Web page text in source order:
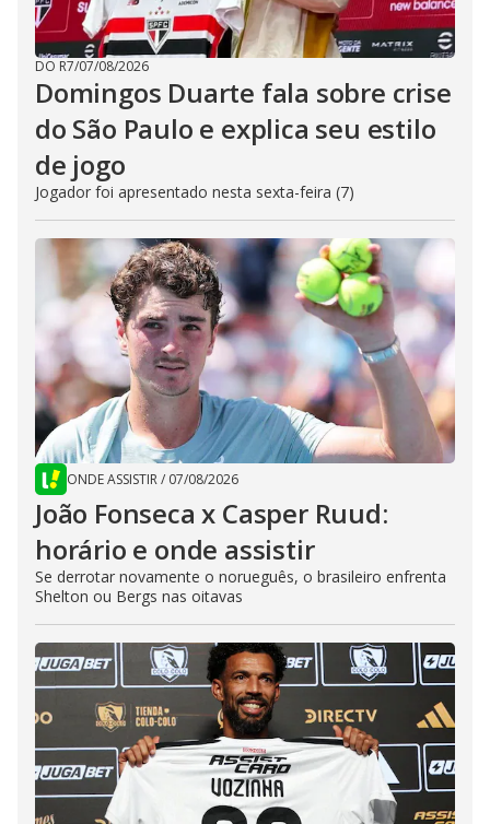
DO R7/07/08/2026
Domingos Duarte fala sobre crise
do São Paulo e explica seu estilo
de jogo
Jogador foi apresentado nesta sexta-feira (7)
ONDE ASSISTIR/ 07/08/2026
João Fonseca x Casper Ruud:
horário e onde assistir
Se derrotar novamente o norueguês, o brasileiro enfrenta
Shelton ou Bergs nas oitavas